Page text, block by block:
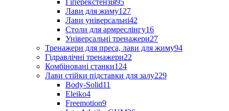
Гіперекстензія95
Лави для жиму127
Лави універсальні42
Столи для армреслінгу16
Універсальні тренажери27
Тренажери для преса, лави для жиму94
Гідравлічні тренажери22
Комбіновані станки124
Лави стійки підставки для залу229
Body-Solid11
Eleiko4
Freemotion9